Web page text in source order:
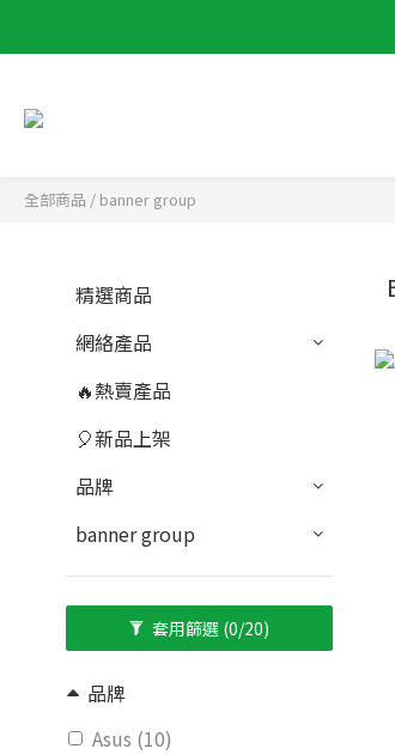
全部商品 / banner group
精選商品
網絡產品
🔥熱賣產品
🎈新品上架
品牌
banner group
套用篩選 (0/20)
品牌
Asus (10)